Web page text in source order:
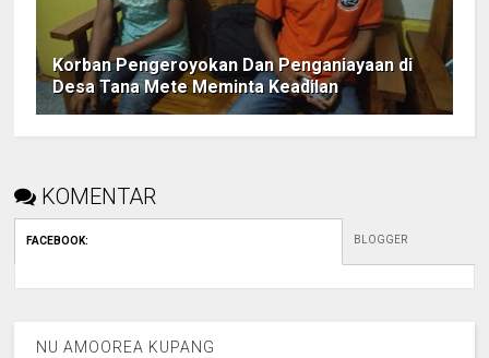
Korban Pengeroyokan Dan Penganiayaan di
Desa Tana Mete Meminta Keadilan
KOMENTAR
FACEBOOK: BLOGGER
NU AMOOREA KUPANG